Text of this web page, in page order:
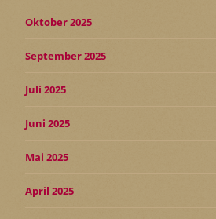
Oktober 2025
September 2025
Juli 2025
Juni 2025
Mai 2025
April 2025